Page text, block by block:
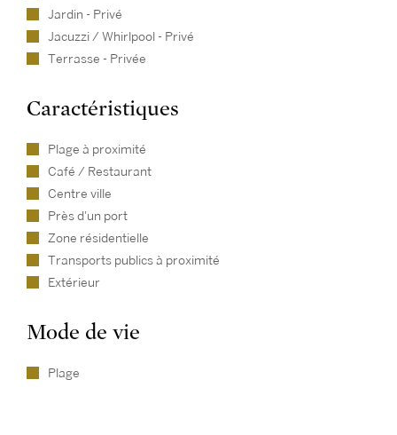
Jardin - Privé
Jacuzzi / Whirlpool - Privé
Terrasse - Privée
Caractéristiques
Plage à proximité
Café / Restaurant
Centre ville
Près d'un port
Zone résidentielle
Transports publics à proximité
Extérieur
Mode de vie
Plage